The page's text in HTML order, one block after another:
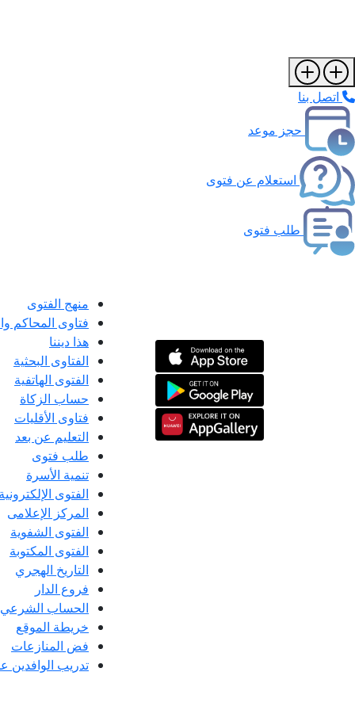
اتصل بنا
حجز موعد
استعلام عن فتوى
طلب فتوى
منهج الفتوى
فتاوى المحاكم
هذا ديننا
الفتاوى البحثية
الفتوى الهاتفية
حساب الزكاة
فتاوى الأقليات
التعليم عن بعد
طلب فتوى
تنمية الأسرة
الفتوى الإلكترونية
المركز الإعلامى
الفتوى الشفوية
الفتوى المكتوبة
التاريخ الهجري
فروع الدار
الحساب الشرعي
خريطة الموقع
فض المنازعات
تدريب الوافدين